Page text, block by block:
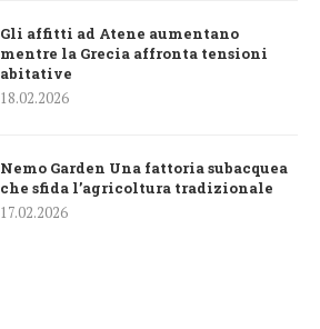
Gli affitti ad Atene aumentano
mentre la Grecia affronta tensioni
abitative
18.02.2026
Nemo Garden Una fattoria subacquea
che sfida l’agricoltura tradizionale
17.02.2026